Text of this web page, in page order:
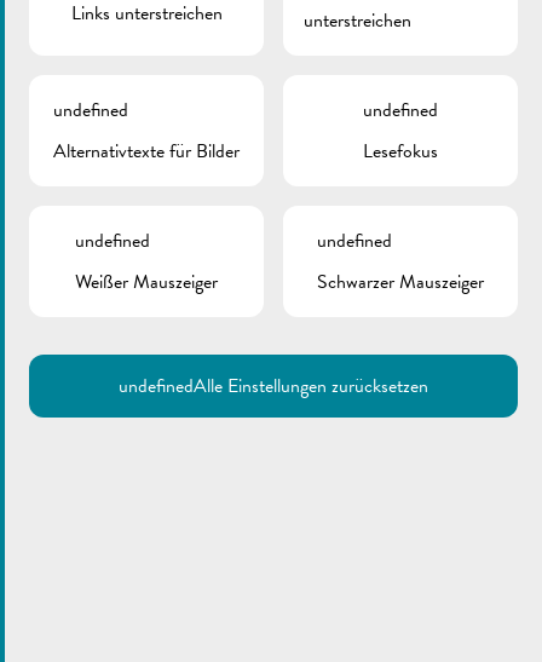
Links unterstreichen
unterstreichen
undefined
Alternativtexte für Bilder
undefined
Lesefokus
undefined
Weißer Mauszeiger
undefined
Schwarzer Mauszeiger
undefinedAlle Einstellungen zurücksetzen